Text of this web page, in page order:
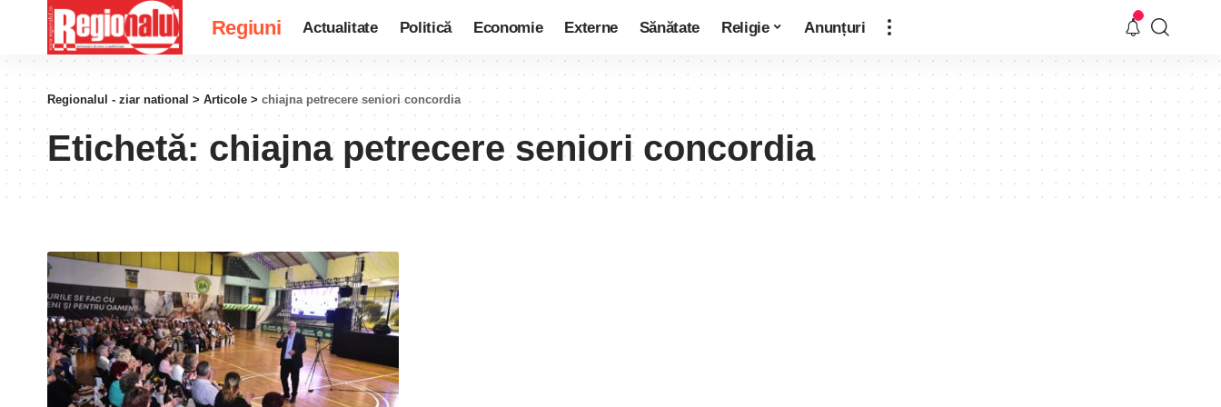
Regiuni Actualitate Politică Economie Externe Sănătate Religie Anunțuri
Regionalul - ziar national > Articole > chiajna petrecere seniori concordia
Etichetă: chiajna petrecere seniori concordia